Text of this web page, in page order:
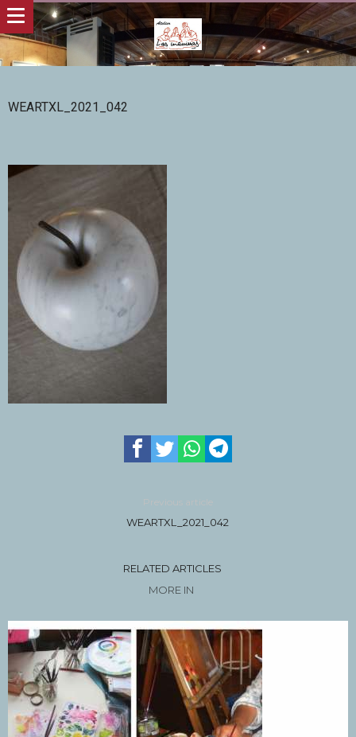
WEARTXL_2021_042
Previous article
WEARTXL_2021_042
RELATED ARTICLES
MORE IN